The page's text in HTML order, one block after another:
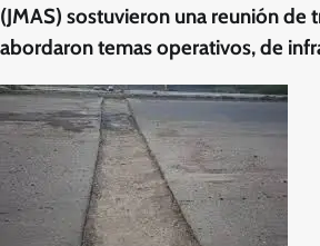
(JMAS) sostuvieron una reunión de
abordaron temas operativos, de